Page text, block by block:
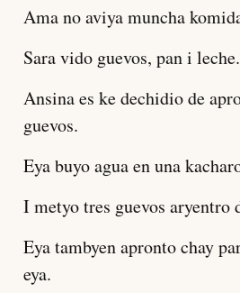
Ama no aviya muncha
Sara vido guevos, pan i leche.
Ansina es ke dechidio de
guevos.
Eya buyo agua en una
I metyo tres guevos aryentro
Eya tambyen apronto chay
eya.